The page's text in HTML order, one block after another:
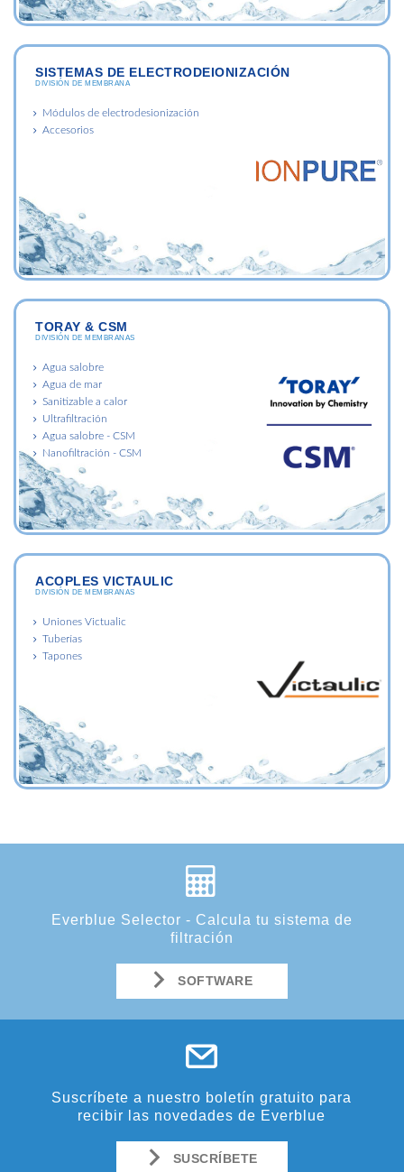
SISTEMAS DE ELECTRODEIONIZACIÓN
DIVISIÓN DE MEMBRANA
Módulos de electrodesionización
Accesorios
TORAY & CSM
DIVISIÓN DE MEMBRANAS
Agua salobre
Agua de mar
Sanitizable a calor
Ultrafiltración
Agua salobre - CSM
Nanofiltración - CSM
ACOPLES VICTAULIC
DIVISIÓN DE MEMBRANAS
Uniones Victualic
Tuberías
Tapones
Everblue Selector - Calcula tu sistema de
filtración
SOFTWARE
Suscríbete a nuestro boletín gratuito para
recibir las novedades de Everblue
SUSCRÍBETE